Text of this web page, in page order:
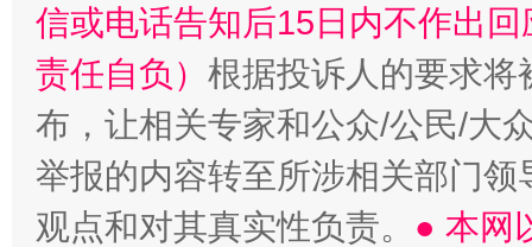
信或电话告知后15日内不作出
责任自负） 根据投诉人的要求将
布，让相关专家和公众/公民/大
举报的内容转至所涉相关部门
观点和对其真实性负责。 ● 本网